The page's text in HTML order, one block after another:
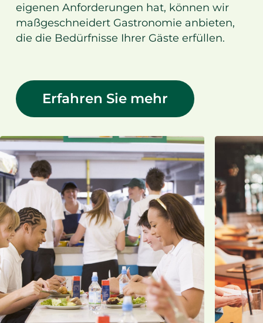
eigenen Anforderungen hat, können wir
maßgeschneidert Gastronomie anbieten,
die die Bedürfnisse Ihrer Gäste erfüllen.
Erfahren Sie mehr